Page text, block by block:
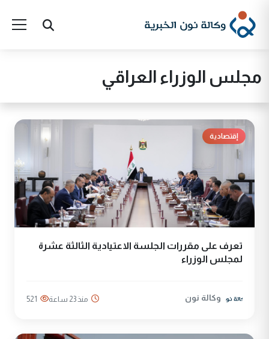
مجلس الوزراء العراقي
إقتصادية
تعرف على مقررات الجلسة الاعتيادية الثالثة عشرة
لمجلس الوزراء
وكالة نون منذ 23 ساعة 521